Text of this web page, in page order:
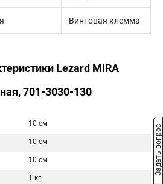
Винтовая клемма
Lezard MIRA
701-3030-130
10 см
10 см
10 см
1 кг
Задать вопрос